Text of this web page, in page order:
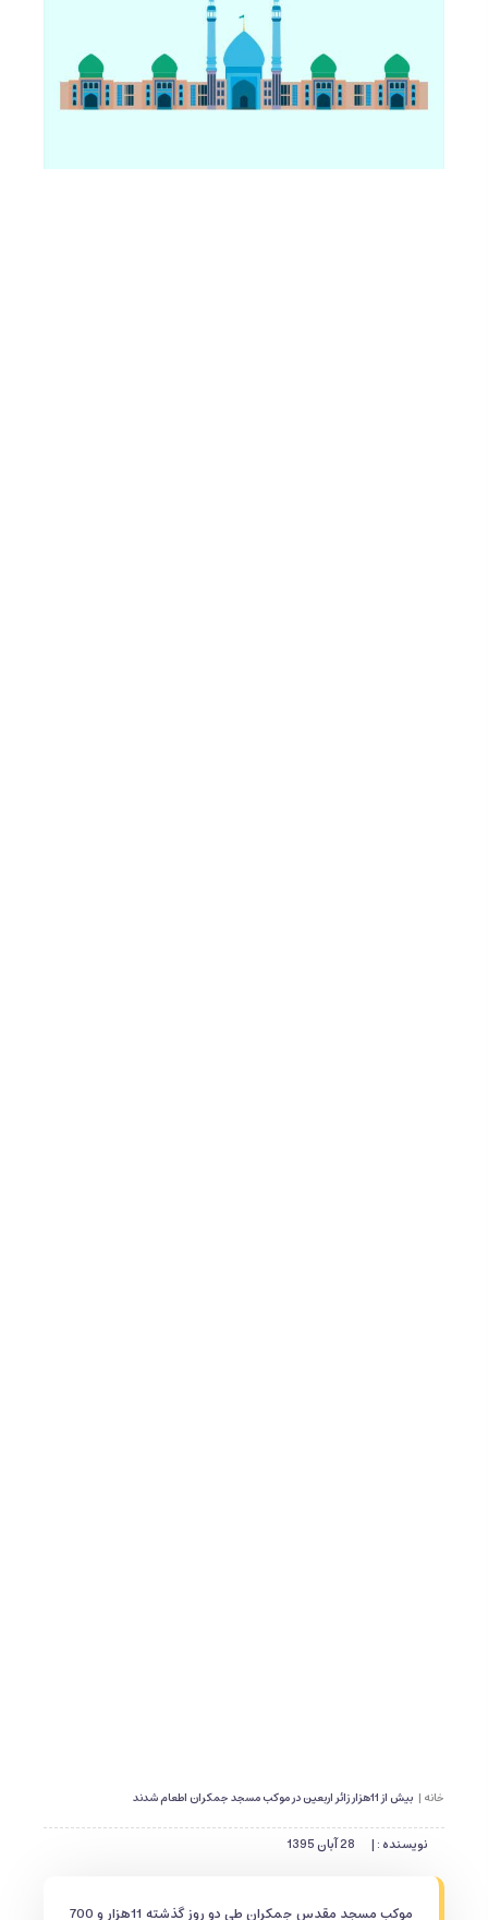
خانه | بیش از 11هزار زائر اربعین در موكب مسجد جمكران اطعام شدند
نویسنده : | 28 آبان 1395
موکب مسجد مقدس جمکران طی دو روز گذشته 11هزار و 700